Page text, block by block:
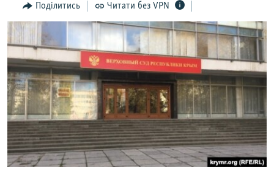
пошукуІНТЕРВ'Ю
ВСЕ ЗА ДЕНЬ
СПЕЦПРОЕКТИ
ДЕПОРТАЦІЯ
ВІДЕОУРОКИ «ELIFBE»
СВІДЧЕННЯ ОКУПАЦІЇ
УКРАЇНСЬКА ПРОБЛЕМА КРИМУ
ІНФОГРАФІКА
ЯК ОБІЙТИ БЛОКУВАННЯ
Русский
Qırımtatar
ДОЛУЧАЙСЯ!
Поділитись Читати без VPN